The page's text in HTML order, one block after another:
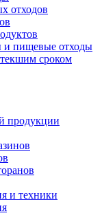
отходов
и пищевые отходы
сроком
продукции
и техники